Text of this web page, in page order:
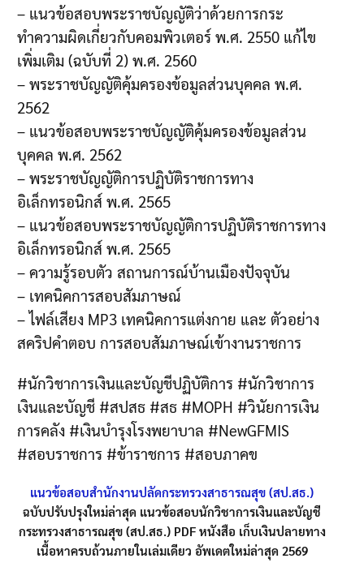
– แนวข้อสอบพระราชบัญญัติว่าด้วยการกระ
ทำความผิดเกี่ยวกับคอมพิวเตอร์ พ.ศ. 2550 แก้ไข
เพิ่มเติม (ฉบับที่ 2) พ.ศ. 2560
– พระราชบัญญัติคุ้มครองข้อมูลส่วนบุคคล พ.ศ.
2562
– แนวข้อสอบพระราชบัญญัติคุ้มครองข้อมูลส่วน
บุคคล พ.ศ. 2562
– พระราชบัญญัติการปฏิบัติราชการทาง
อิเล็กทรอนิกส์ พ.ศ. 2565
– แนวข้อสอบพระราชบัญญัติการปฏิบัติราชการทาง
อิเล็กทรอนิกส์ พ.ศ. 2565
– ความรู้รอบตัว สถานการณ์บ้านเมืองปัจจุบัน
– เทคนิคการสอบสัมภาษณ์
– ไฟล์เสียง MP3 เทคนิคการแต่งกาย และ ตัวอย่าง
สคริปคำตอบ การสอบสัมภาษณ์เข้างานราชการ
#นักวิชาการเงินและบัญชีปฏิบัติการ #นักวิชาการ
เงินและบัญชี #สปสธ #สธ #MOPH #วินัยการเงิน
การคลัง #เงินบำรุงโรงพยาบาล #NewGFMIS
#สอบราชการ #ข้าราชการ #สอบภาคข
แนวข้อสอบสำนักงานปลัดกระทรวงสาธารณสุข (สป.สธ.)
ฉบับปรับปรุงใหม่ล่าสุด แนวข้อสอบนักวิชาการเงินและบัญชี
กระทรวงสาธารณสุข (สป.สธ.) PDF หนังสือ เก็บเงินปลายทาง
เนื้อหาครบถ้วนภายในเล่มเดียว อัพเดตใหม่ล่าสุด 2569